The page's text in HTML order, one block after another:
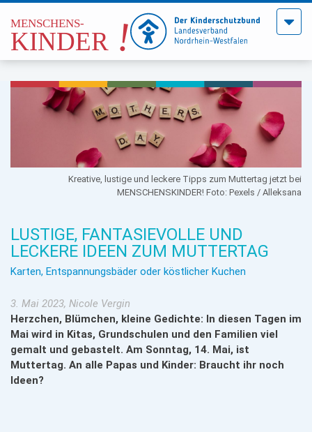
Menü
Kreative, lustige und leckere Tipps zum Muttertag jetzt bei
MENSCHENSKINDER! Foto: Pexels / Alleksana
LUSTIGE, FANTASIEVOLLE UND
LECKERE IDEEN ZUM MUTTERTAG
Karten, Entspannungsbäder oder köstlicher Kuchen
3. Mai 2023, Nicole Vergin
Herzchen, Blümchen, kleine Gedichte: In diesen Tagen im
Mai wird in Kitas, Grundschulen und den Familien viel
gemalt und gebastelt. Am Sonntag, 14. Mai, ist
Muttertag. An alle Papas und Kinder: Braucht ihr noch
Ideen?